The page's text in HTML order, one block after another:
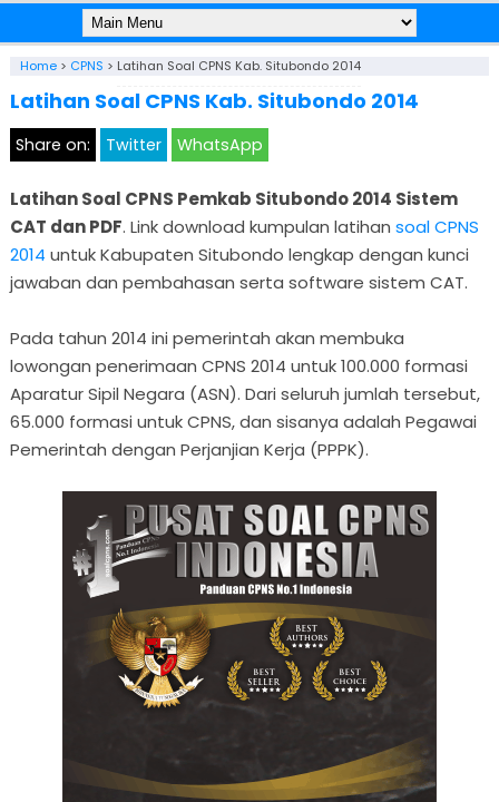
Home> CPNS > Latihan Soal CPNS Kab. Situbondo 2014
Latihan Soal CPNS Kab. Situbondo 2014
Share on: Twitter WhatsApp
Latihan Soal CPNS Pemkab Situbondo 2014 Sistem
CAT dan PDF. Link download kumpulan latihan soal CPNS
2014 untuk Kabupaten Situbondo lengkap dengan kunci
jawaban dan pembahasan serta software sistem CAT.
Pada tahun 2014 ini pemerintah akan membuka
lowongan penerimaan CPNS 2014 untuk 100.000 formasi
Aparatur Sipil Negara (ASN). Dari seluruh jumlah tersebut,
65.000 formasi untuk CPNS, dan sisanya adalah Pegawai
Pemerintah dengan Perjanjian Kerja (PPPK).